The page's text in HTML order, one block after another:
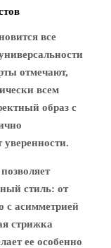
все
отмечают,
всем
образ с
стиль: от
с асимметрией
стрижка
ее особенно